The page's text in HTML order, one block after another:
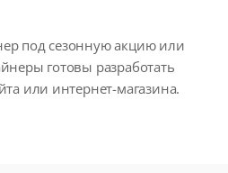
под сезонную акцию или
готовы разработать
или интернет-магазина.